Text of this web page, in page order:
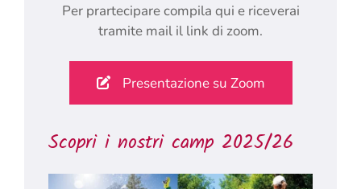
Per prartecipare compila qui e riceverai
tramite mail il link di zoom.
Presentazione su Zoom
Scopri i nostri camp 2025/26